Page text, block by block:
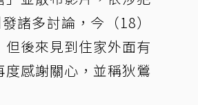
諸多討論，今（18）
後來見到住家外面有
感謝關心，並稱狄鶯